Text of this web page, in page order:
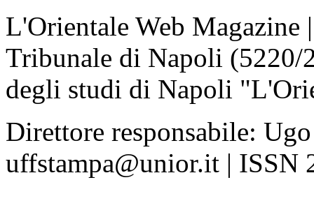
L'Orientale Web Magazine
Tribunale di Napoli
degli studi di Napoli
Direttore responsabile:
uffstampa@unior.it | ISSN